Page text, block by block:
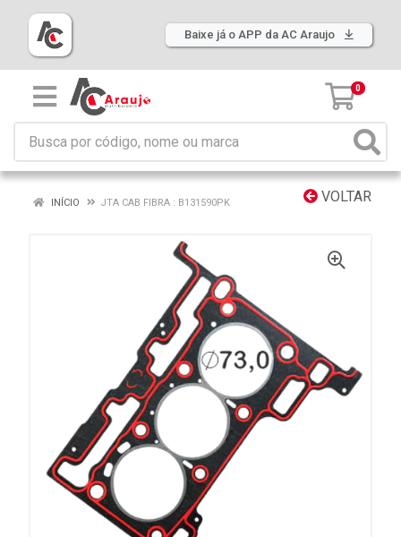
Baixe já o APP da AC Araujo
0
VOLTAR
INÍCIO JTA CAB FIBRA : B131590PK